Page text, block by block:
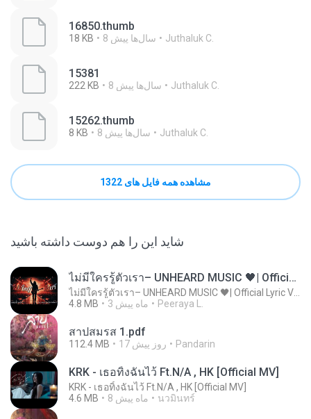
16850.thumb
18 KB 8 سال‌ها پیش Juthaluk C.
15381
222 KB 8 سال‌ها پیش Juthaluk C.
15262.thumb
8 KB 8 سال‌ها پیش Juthaluk C.
مشاهده همه فایل های 1322
شاید این را هم دوست داشته باشید
ไม่มีใครรู้ตัวเรา– UNHEARD MUSIC 🖤| Official Lyric Video | เพลงสู้ชีวิต
4.8 MB
3 ماه پیش Peeraya L.
สาปสมรส 1.pdf
112.4 MB 17 روز پیش Pandarin
KRK - เธอทิ้งฉันไว้ Ft.N/A , HK [Official MV]
KRK - เธอทิ้งฉันไว้ Ft.N/A , HK [Official MV]
4.6 MB
8 ماه پیش นวมินทร์